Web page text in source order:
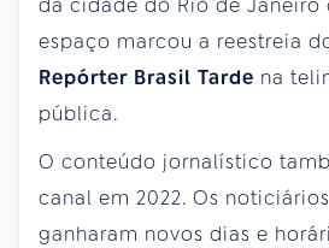
espaço marcou a reestreia
Repórter Brasil Tarde na
pública.
O conteúdo jornalístico
canal em 2022. Os
ganharam novos dias e